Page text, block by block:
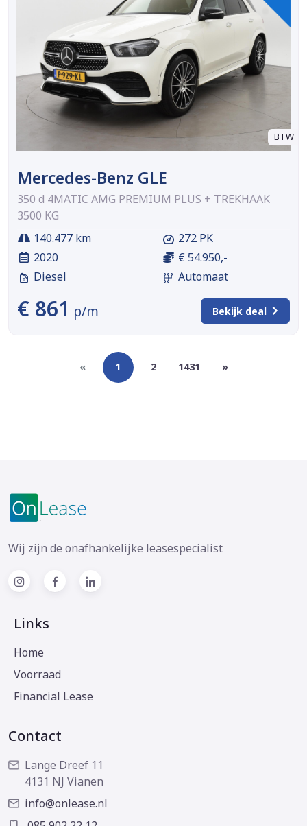
BTW
Mercedes-Benz GLE
350 d 4MATIC AMG PREMIUM PLUS + TREKHAAK
3500 KG
140.477 km
2020
Diesel
272 PK
€ 54.950,-
Automaat
€ 861 p/m Bekijk deal
« 1 2 1431 »
Wij zijn de onafhankelijke leasespecialist
Links
Home
Voorraad
Financial Lease
Contact
Lange Dreef 11
4131 NJ Vianen
info@onlease.nl